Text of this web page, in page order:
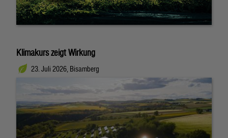
Klimakurs zeigt Wirkung
23. Juli 2026, Bisamberg